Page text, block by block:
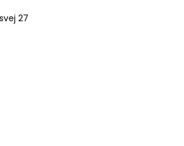
27